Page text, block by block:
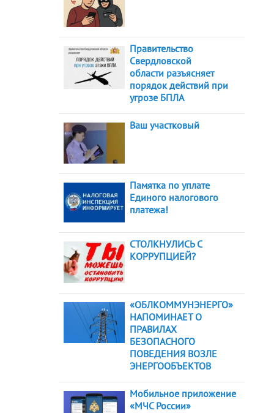
Правительство
Свердловской
области разъясняет
порядок действий при
угрозе БПЛА
Ваш участковый
Памятка по уплате
Единого налогового
платежа!
СТОЛКНУЛИСЬ С
КОРРУПЦИЕЙ?
«ОБЛКОММУНЭНЕРГО»
НАПОМИНАЕТ О
ПРАВИЛАХ
БЕЗОПАСНОГО
ПОВЕДЕНИЯ ВОЗЛЕ
ЭНЕРГООБЪЕКТОВ
Мобильное приложение
«МЧС России»